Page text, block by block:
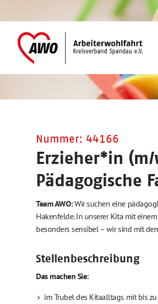
Nummer: 44166
Erzieher*in (m/
Pädagogische
Team AWO:Wir suchen eine
Hakenfelde. In unserer Kita mit
besonders sensibel – wir sind mit
Stellenbeschreibung
Das machen Sie:
im Trubel des Kitaalltags mit bis